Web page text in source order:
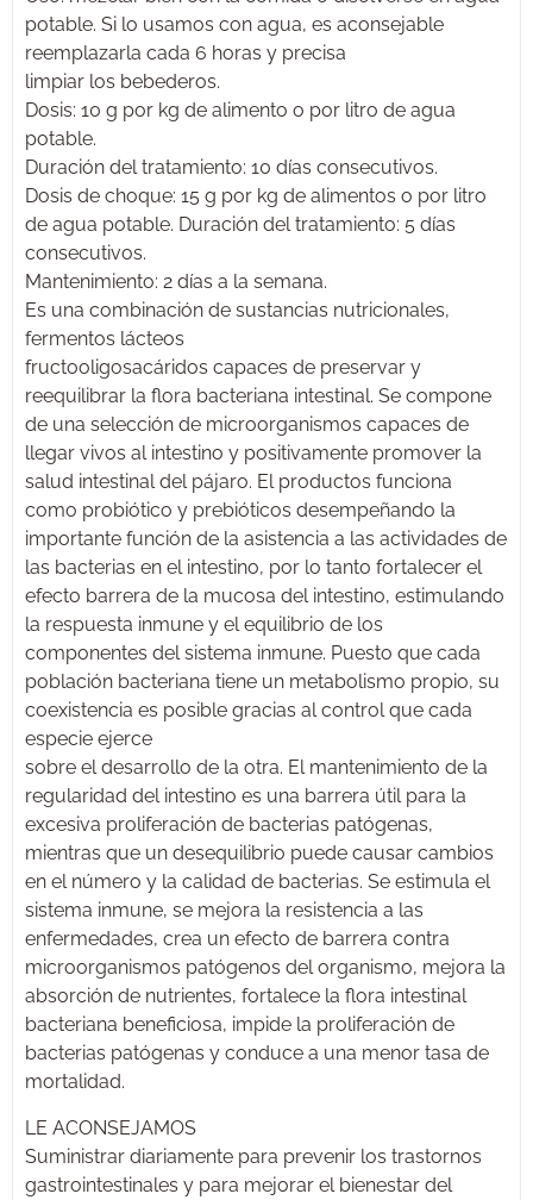
potable. Si lo usamos con agua, es aconsejable
reemplazarla cada 6 horas y precisa
limpiar los bebederos.
Dosis: 10 g por kg de alimento o por litro de agua
potable.
Duración del tratamiento: 10 días consecutivos.
Dosis de choque: 15 g por kg de alimentos o por litro
de agua potable. Duración del tratamiento: 5 días
consecutivos.
Mantenimiento: 2 días a la semana.
Es una combinación de sustancias nutricionales,
fermentos lácteos
fructooligosacáridos capaces de preservar y
reequilibrar la flora bacteriana intestinal. Se compone
de una selección de microorganismos capaces de
llegar vivos al intestino y positivamente promover la
salud intestinal del pájaro. El productos funciona
como probiótico y prebióticos desempeñando la
importante función de la asistencia a las actividades de
las bacterias en el intestino, por lo tanto fortalecer el
efecto barrera de la mucosa del intestino, estimulando
la respuesta inmune y el equilibrio de los
componentes del sistema inmune. Puesto que cada
población bacteriana tiene un metabolismo propio, su
coexistencia es posible gracias al control que cada
especie ejerce
sobre el desarrollo de la otra. El mantenimiento de la
regularidad del intestino es una barrera útil para la
excesiva proliferación de bacterias patógenas,
mientras que un desequilibrio puede causar cambios
en el número y la calidad de bacterias. Se estimula el
sistema inmune, se mejora la resistencia a las
enfermedades, crea un efecto de barrera contra
microorganismos patógenos del organismo, mejora la
absorción de nutrientes, fortalece la flora intestinal
bacteriana beneficiosa, impide la proliferación de
bacterias patógenas y conduce a una menor tasa de
mortalidad.
LE ACONSEJAMOS
Suministrar diariamente para prevenir los trastornos
gastrointestinales y para mejorar el bienestar del